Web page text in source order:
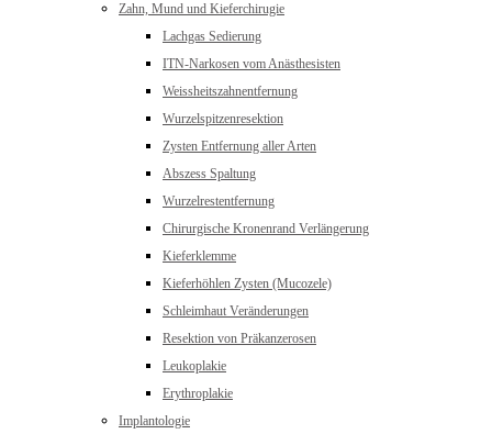
Zahn, Mund und Kieferchirugie
Lachgas Sedierung
ITN-Narkosen vom Anästhesisten
Weissheitszahnentfernung
Wurzelspitzenresektion
Zysten Entfernung aller Arten
Abszess Spaltung
Wurzelrestentfernung
Chirurgische Kronenrand Verlängerung
Kieferklemme
Kieferhöhlen Zysten (Mucozele)
Schleimhaut Veränderungen
Resektion von Präkanzerosen
Leukoplakie
Erythroplakie
Implantologie